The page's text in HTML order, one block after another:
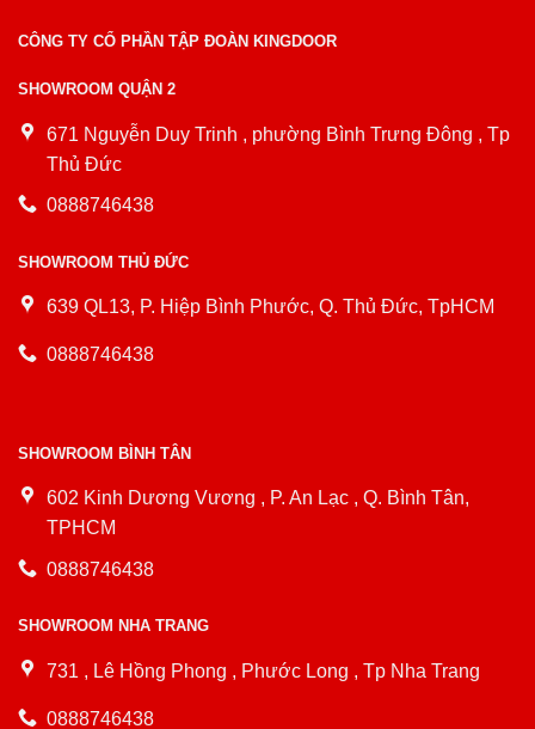
CÔNG TY CỔ PHẦN TẬP ĐOÀN KINGDOOR
SHOWROOM QUẬN 2
671 Nguyễn Duy Trinh , phường Bình Trưng Đông , Tp
Thủ Đức
0888746438
SHOWROOM THỦ ĐỨC
639 QL13, P. Hiệp Bình Phước, Q. Thủ Đức, TpHCM
0888746438
SHOWROOM BÌNH TÂN
602 Kinh Dương Vương , P. An Lạc , Q. Bình Tân,
TPHCM
0888746438
SHOWROOM NHA TRANG
731 , Lê Hồng Phong , Phước Long , Tp Nha Trang
0888746438